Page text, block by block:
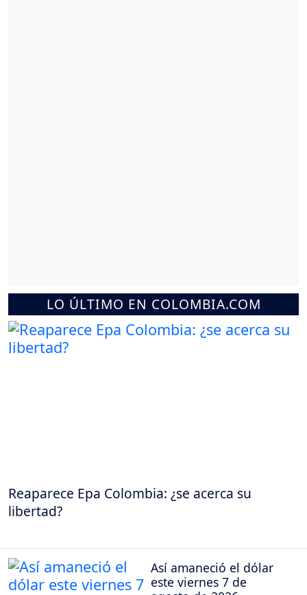
LO ÚLTIMO EN COLOMBIA.COM
Reaparece Epa Colombia: ¿se acerca su
libertad?
Así amaneció el dólar
este viernes 7 de